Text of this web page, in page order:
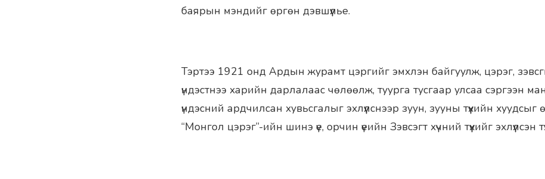
баярын мэндийг өргөн дэвшүүлье.
Тэртээ 1921 онд Ардын журамт цэргийг эмхлэн байгуулж, цэрэг,
үндэстнээ харийн дарлалаас чөлөөлж, туурга тусгаар улсаа сэргээн
үндэсний ардчилсан хувьсгалыг эхлүүлснээр зуун, зууны түүхийн хуудсыг
“Монгол цэрэг”-ийн шинэ үе, орчин үеийн Зэвсэгт хүчний түүхийг эхлүүлсэн